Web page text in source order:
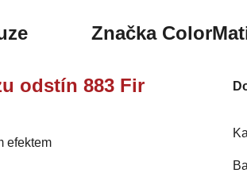
Značka
odstín 883 Fir
efektem